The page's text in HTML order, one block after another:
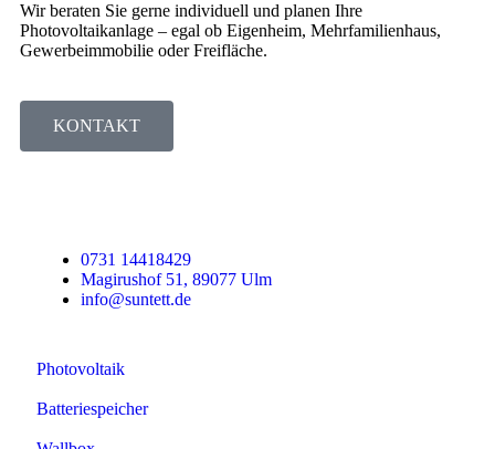
Wir beraten Sie gerne individuell und planen Ihre
Photovoltaikanlage – egal ob Eigenheim, Mehrfamilienhaus,
Gewerbeimmobilie oder Freifläche.
KONTAKT
0731 14418429
Magirushof 51, 89077 Ulm
info@suntett.de
Photovoltaik
Batteriespeicher